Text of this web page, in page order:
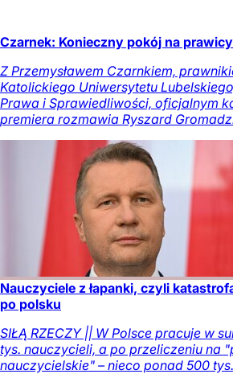
Czarnek: Konieczny pokój na prawicy
Z Przemysławem Czarnkiem,
Katolickiego Uniwersytetu
Prawa i Sprawiedliwości, oficjalnym
premiera rozmawia Ryszard
Nauczyciele z łapanki, czyli
po polsku
SIŁĄ RZECZY || W Polsce pracuje w
tys. nauczycieli, a po przeliczeniu na
nauczycielskie" – nieco ponad 500